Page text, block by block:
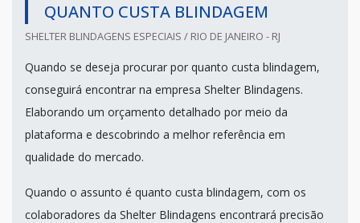
QUANTO CUSTA BLINDAGEM
SHELTER BLINDAGENS ESPECIAIS / RIO DE JANEIRO - RJ
Quando se deseja procurar por quanto custa blindagem,
conseguirá encontrar na empresa Shelter Blindagens.
Elaborando um orçamento detalhado por meio da
plataforma e descobrindo a melhor referência em
qualidade do mercado.
Quando o assunto é quanto custa blindagem, com os
colaboradores da Shelter Blindagens encontrará precisão